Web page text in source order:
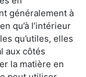
généralement à
qu’à l’intérieur
qu’utiles, elles
aux côtés
la matière en